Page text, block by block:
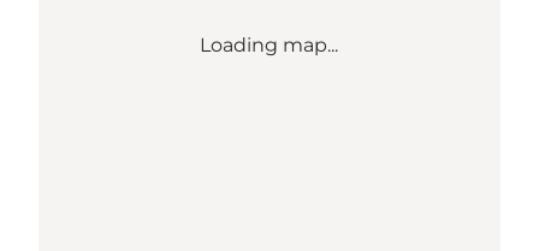
Loading map...